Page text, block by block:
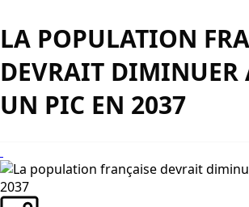
LA POPULATION
DEVRAIT DIMINUER
UN PIC EN 2037